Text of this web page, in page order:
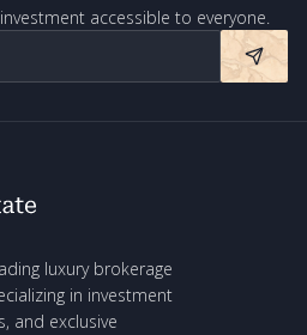
accessible to everyone.
luxury brokerage
in investment
and exclusive